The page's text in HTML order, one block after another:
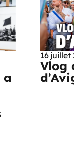
a
16 juillet
Vlog